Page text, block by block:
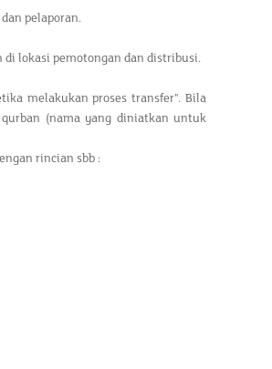
pelaporan.
di lokasi pemotongan dan distribusi.
melakukan proses transfer". Bila
(nama yang diniatkan untuk
rincian sbb :